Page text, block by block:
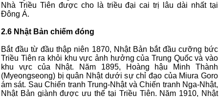
Nhà Triều Tiên được cho là triều đại cai trị lâu dài nhất tại
Đông Á.
2.6 Nhật Bản chiếm đóng
Bắt đầu từ đầu thập niên 1870, Nhật Bản bắt đầu cưỡng bức
Triều Tiên ra khỏi khu vực ảnh hưởng của Trung Quốc và vào
khu vực của Nhật. Năm 1895, Hoàng hậu Minh Thành
(Myeongseong) bị quân Nhật dưới sự chỉ đạo của Miura Goro
ám sát. Sau Chiến tranh Trung-Nhật và Chiến tranh Nga-Nhật,
Nhật Bản giành được ưu thế tại Triều Tiên. Năm 1910, Nhật